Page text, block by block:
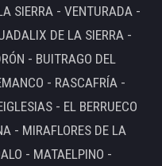
SIERRA - VENTURADA -
DE LA SIERRA -
- BUITRAGO DEL
- RASCAFRÍA -
- EL BERRUECO
- MIRAFLORES DE LA
- MATAELPINO -